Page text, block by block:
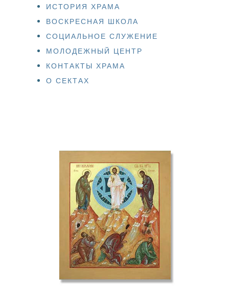
ИСТОРИЯ ХРАМА
ВОСКРЕСНАЯ ШКОЛА
СОЦИАЛЬНОЕ СЛУЖЕНИЕ
МОЛОДЕЖНЫЙ ЦЕНТР
КОНТАКТЫ ХРАМА
О СЕКТАХ